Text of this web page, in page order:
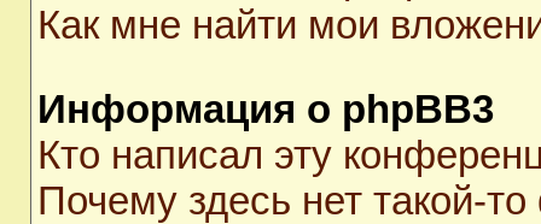
Как мне найти мои
Информация о phpBB3
Кто написал эту
Почему здесь нет такой-